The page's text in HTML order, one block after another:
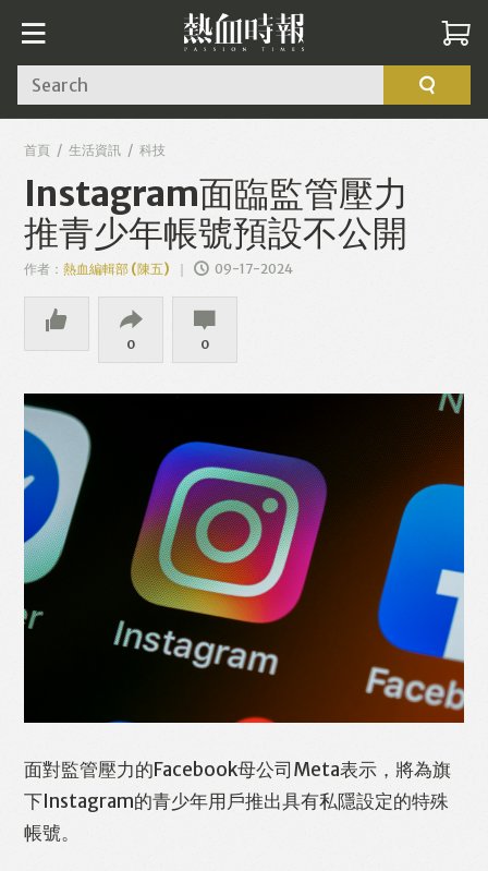
Like Facebook Twitter Line
Search
首頁 生活資訊 科技
Instagram面臨監管壓力
推青少年帳號預設不公開
作者：熱血編輯部 (陳五) 09-17-2024
0 0
面對監管壓力的Facebook母公司Meta表示，將為旗
下Instagram的青少年用戶推出具有私隱設定的特殊
帳號。